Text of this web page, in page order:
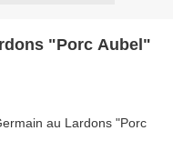
"Porc Aubel"